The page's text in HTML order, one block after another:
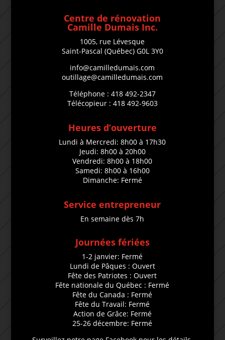
Centre de rénovation
Camille Dumais Inc.
1005, rue Lévesque
Saint-Pascal (Québec) G0L 3Y0
info@camilledumais.com
outillage@camilledumais.com
Téléphone : 418 492-2347
Télécopieur : 418 492-9603
Heures d’ouverture
Lundi à Mercredi: 8h00 à 17h30
Jeudi: 8h00 à 20h00
Vendredi: 8h00 à 18h00
Samedi: 8h00 à 16h00
Dimanche: Fermé
Service entrepreneur
En semaine dès 7h
Journées fériées
1-2 janvier: Fermé
Lundi de Pâques : Ouvert
Fête des Patriotes : Ouvert
Fête nationale du Québec : Fermé
Fête du Canada : Fermé
Fête du Travail: Fermé
Action de Grâce: Fermé
25-26 décembre: Fermé